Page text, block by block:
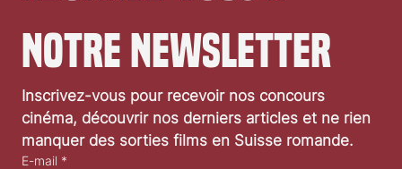
notre newsletter
Inscrivez-vous pour recevoir nos concours
cinéma, découvrir nos derniers articles et ne rien
manquer des sorties films en Suisse romande.
E-mail *